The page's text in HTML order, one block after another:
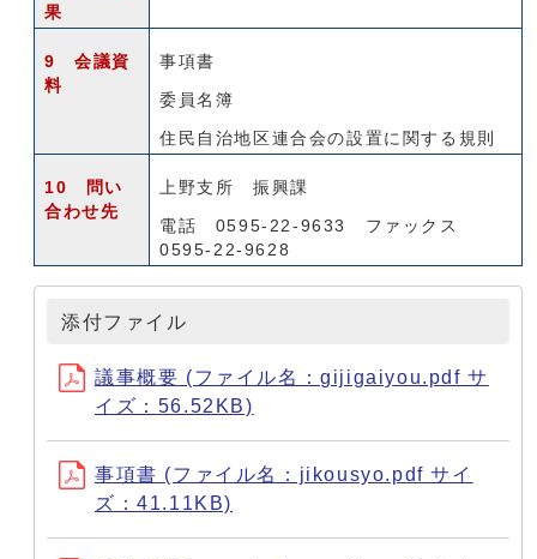
果
9 会議資
料
事項書
委員名簿
住民自治地区連合会の設置に関する規則
10 問い
合わせ先
上野支所 振興課
電話 0595-22-9633 ファックス
0595-22-9628
添付ファイル
議事概要 (ファイル名：gijigaiyou.pdf サ
イズ：56.52KB)
事項書 (ファイル名：jikousyo.pdf サイ
ズ：41.11KB)